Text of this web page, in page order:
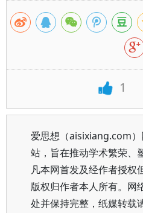
1
爱思想（aisixiang.com
站，旨在推动学术繁荣、
凡本网首发及经作者授权
版权归作者本人所有。网
处并保持完整，纸媒转载